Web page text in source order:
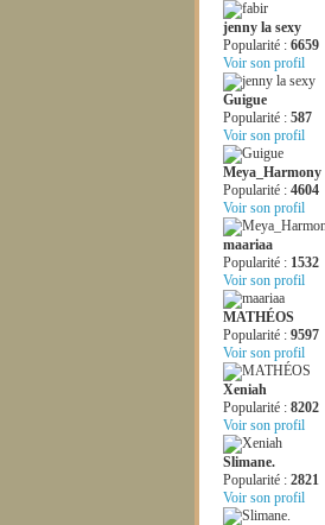
jenny la sexy
Popularité : 6659
Voir son profil
Guigue
Popularité : 587
Voir son profil
Meya_Harmony
Popularité : 4604
Voir son profil
maariaa
Popularité : 1532
Voir son profil
MATHÉOS
Popularité : 9597
Voir son profil
Xeniah
Popularité : 8202
Voir son profil
Slimane.
Popularité : 2821
Voir son profil